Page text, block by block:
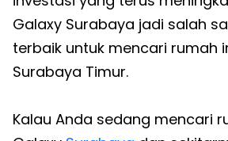
Galaxy Surabaya jadi salah
terbaik untuk mencari rumah
Surabaya Timur.
Kalau Anda sedang mencari